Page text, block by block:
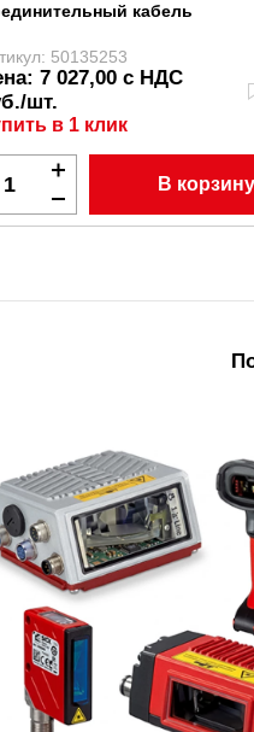
кабель
50135253
7 027,00 с НДС
шт.
в 1 клик
В корзину